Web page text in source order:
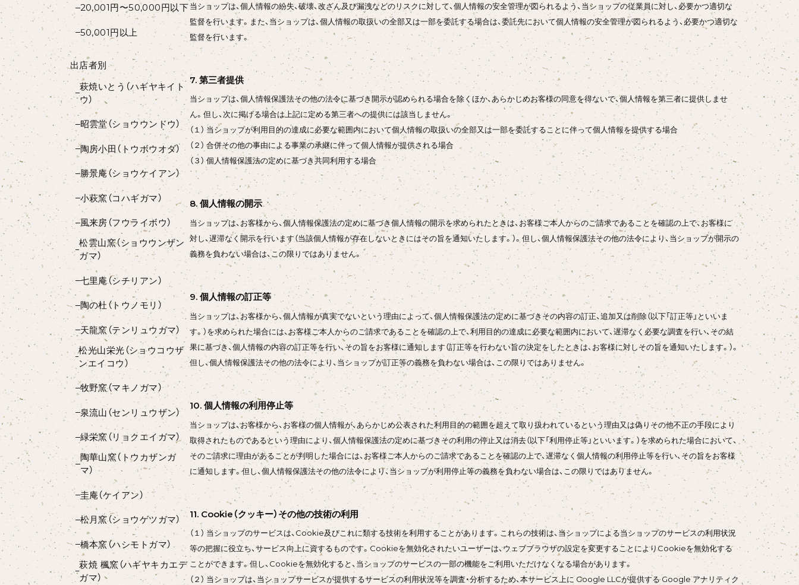
20,001円〜50,000円以下
50,001円以上
出店者別
萩焼いとう（ハギヤキイト
ウ）
昭雲堂（ショウウンドウ）
陶房小田（トウボウオダ）
勝景庵（ショウケイアン）
小萩窯（コハギガマ）
風来房（フウライボウ）
松雲山窯（ショウウンザン
ガマ）
七里庵（シチリアン）
陶の杜（トウノモリ）
天龍窯（テンリュウガマ）
松光山栄光（ショウコウザ
ンエイコウ）
牧野窯（マキノガマ）
泉流山（センリュウザン）
緑栄窯（リョクエイガマ）
陶華山窯（トウカザンガ
マ）
圭庵（ケイアン）
松月窯（ショウゲツガマ）
橋本窯（ハシモトガマ）
萩焼 楓窯（ハギヤキカエデ
ガマ）
当ショップは、個人情報の紛失、破壊、改ざん及び漏洩などのリスクに対して、個人情報の安全管理が図られるよう、当ショップの従業員に対し、必要かつ適切な
監督を行います。また、当ショップは、個人情報の取扱いの全部又は一部を委託する場合は、委託先において個人情報の安全管理が図られるよう、必要かつ適切な
監督を行います。
7. 第三者提供
当ショップは、個人情報保護法その他の法令に基づき開示が認められる場合を除くほか、あらかじめお客様の同意を得ないで、個人情報を第三者に提供しませ
ん。但し、次に掲げる場合は上記に定める第三者への提供には該当しません。
（１） 当ショップが利用目的の達成に必要な範囲内において個人情報の取扱いの全部又は一部を委託することに伴って個人情報を提供する場合
（２） 合併その他の事由による事業の承継に伴って個人情報が提供される場合
（３） 個人情報保護法の定めに基づき共同利用する場合
8. 個人情報の開示
当ショップは、お客様から、個人情報保護法の定めに基づき個人情報の開示を求められたときは、お客様ご本人からのご請求であることを確認の上で、お客様に
対し、遅滞なく開示を行います（当該個人情報が存在しないときにはその旨を通知いたします。）。但し、個人情報保護法その他の法令により、当ショップが開示の
義務を負わない場合は、この限りではありません。
9. 個人情報の訂正等
当ショップは、お客様から、個人情報が真実でないという理由によって、個人情報保護法の定めに基づきその内容の訂正、追加又は削除（以下「訂正等」といいま
す。）を求められた場合には、お客様ご本人からのご請求であることを確認の上で、利用目的の達成に必要な範囲内において、遅滞なく必要な調査を行い、その結
果に基づき、個人情報の内容の訂正等を行い、その旨をお客様に通知します（訂正等を行わない旨の決定をしたときは、お客様に対しその旨を通知いたします。）。
但し、個人情報保護法その他の法令により、当ショップが訂正等の義務を負わない場合は、この限りではありません。
10. 個人情報の利用停止等
当ショップは、お客様から、お客様の個人情報が、あらかじめ公表された利用目的の範囲を超えて取り扱われているという理由又は偽りその他不正の手段により
取得されたものであるという理由により、個人情報保護法の定めに基づきその利用の停止又は消去（以下「利用停止等」といいます。）を求められた場合において、
そのご請求に理由があることが判明した場合には、お客様ご本人からのご請求であることを確認の上で、遅滞なく個人情報の利用停止等を行い、その旨をお客様
に通知します。但し、個人情報保護法その他の法令により、当ショップが利用停止等の義務を負わない場合は、この限りではありません。
11. Cookie（クッキー）その他の技術の利用
（１） 当ショップのサービスは、Cookie及びこれに類する技術を利用することがあります。これらの技術は、当ショップによる当ショップのサービスの利用状況
等の把握に役立ち、サービス向上に資するものです。Cookieを無効化されたいユーザーは、ウェブブラウザの設定を変更することによりCookieを無効化する
ことができます。但し、Cookieを無効化すると、当ショップのサービスの一部の機能をご利用いただけなくなる場合があります。
（２） 当ショップは、当ショップサービスが提供するサービスの利用状況等を調査・分析するため、本サービス上に Google LLCが提供する Google アナリティク